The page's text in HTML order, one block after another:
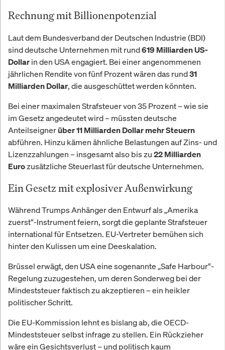
Rechnung mit Billionenpotenzial
Laut dem Bundesverband der Deutschen Industrie (BDI)
sind deutsche Unternehmen mit rund619 Milliarden US-
Dollar in den USA engagiert. Bei einer angenommenen
jährlichen Rendite von fünf Prozent wären das rund31
Milliarden Dollar, die ausgeschüttet werden könnten.
Bei einer maximalen Strafsteuer von 35 Prozent – wie sie
im Gesetz angedeutet wird – müssten deutsche
Anteilseignerüber 11 Milliarden Dollar mehr Steuern
abführen. Hinzu kämen ähnliche Belastungen auf Zins- und
Lizenzzahlungen – insgesamt also bis zu 22 Milliarden
Eurozusätzliche Steuerlast für deutsche Unternehmen.
Ein Gesetz mit explosiver Außenwirkung
Während Trumps Anhänger den Entwurf als „Amerika
zuerst“-Instrument feiern, sorgt die geplante Strafsteuer
international für Entsetzen. EU-Vertreter bemühen sich
hinter den Kulissen um eine Deeskalation.
Brüssel erwägt, den USA eine sogenannte „Safe Harbour“-
Regelung zuzugestehen, um deren Sonderweg bei der
Mindeststeuer faktisch zu akzeptieren – ein heikler
politischer Schritt.
Die EU-Kommission lehnt es bislang ab, die OECD-
Mindeststeuer selbst infrage zu stellen. Ein Rückzieher
wäre ein Gesichtsverlust – und politisch kaum